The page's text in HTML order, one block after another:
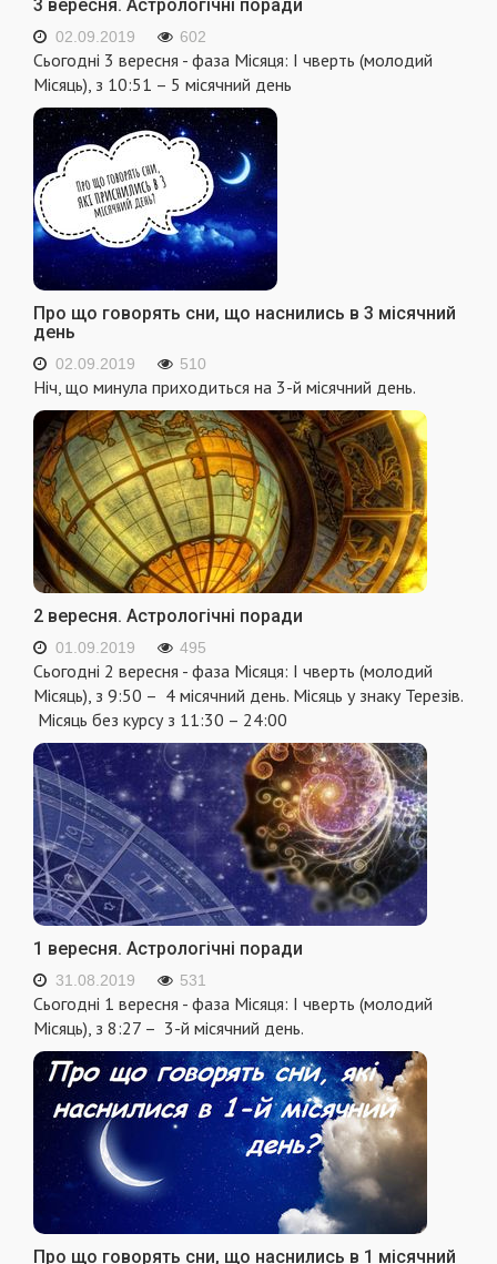
3 вересня. Астрологічні поради
02.09.2019 602
Сьогодні 3 вересня - фаза Місяця: I чверть (молодий
Місяць), з 10:51 – 5 місячний день
Про що говорять сни, що наснились в 3 місячний
день
02.09.2019 510
Ніч, що минула приходиться на 3-й місячний день.
2 вересня. Астрологічні поради
01.09.2019 495
Сьогодні 2 вересня - фаза Місяця: I чверть (молодий
Місяць), з 9:50 – 4 місячний день. Місяць у знаку Терезів.
Місяць без курсу з 11:30 – 24:00
1 вересня. Астрологічні поради
31.08.2019 531
Сьогодні 1 вересня - фаза Місяця: I чверть (молодий
Місяць), з 8:27 – 3-й місячний день.
Про що говорять сни, що наснились в 1 місячний